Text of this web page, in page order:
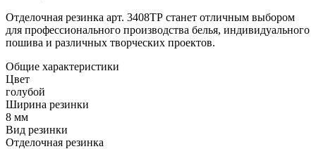
Отделочная резинка арт. 3408ТР станет отличным выбором
для профессионального производства белья, индивидуального
пошива и различных творческих проектов.
Общие характеристики
Цвет
голубой
Ширина резинки
8 мм
Вид резинки
Отделочная резинка